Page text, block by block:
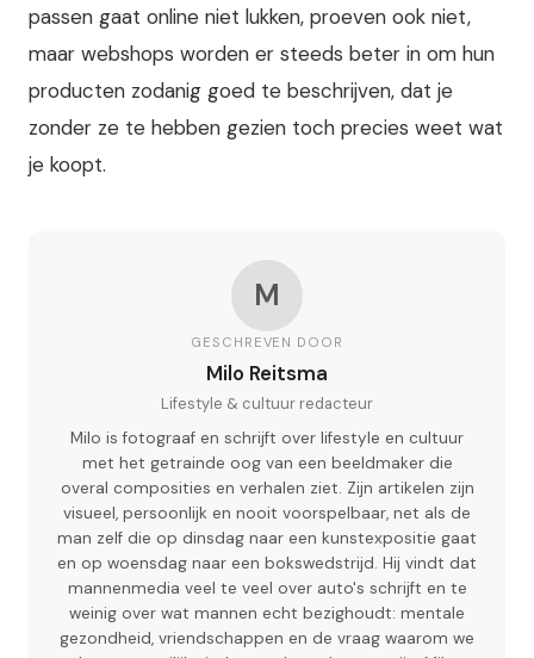
passen gaat online niet lukken, proeven ook niet,
maar webshops worden er steeds beter in om hun
producten zodanig goed te beschrijven, dat je
zonder ze te hebben gezien toch precies weet wat
je koopt.
M
GESCHREVEN DOOR
Milo Reitsma
Lifestyle & cultuur redacteur
Milo is fotograaf en schrijft over lifestyle en cultuur
met het getrainde oog van een beeldmaker die
overal composities en verhalen ziet. Zijn artikelen zijn
visueel, persoonlijk en nooit voorspelbaar, net als de
man zelf die op dinsdag naar een kunstexpositie gaat
en op woensdag naar een bokswedstrijd. Hij vindt dat
mannenmedia veel te veel over auto's schrijft en te
weinig over wat mannen echt bezighoudt: mentale
gezondheid, vriendschappen en de vraag waarom we